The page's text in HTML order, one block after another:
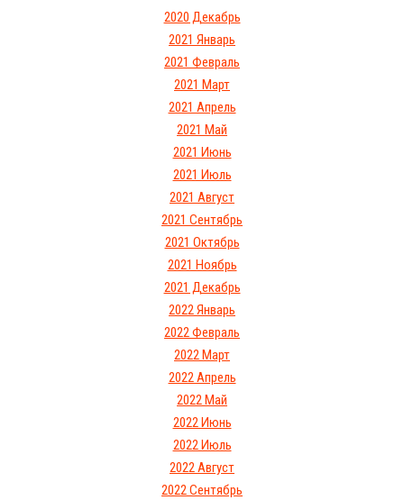
2020 Декабрь
2021 Январь
2021 Февраль
2021 Март
2021 Апрель
2021 Май
2021 Июнь
2021 Июль
2021 Август
2021 Сентябрь
2021 Октябрь
2021 Ноябрь
2021 Декабрь
2022 Январь
2022 Февраль
2022 Март
2022 Апрель
2022 Май
2022 Июнь
2022 Июль
2022 Август
2022 Сентябрь